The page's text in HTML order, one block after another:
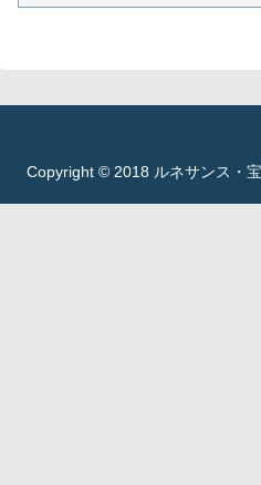
Copyright © 2018 ルネサンス・